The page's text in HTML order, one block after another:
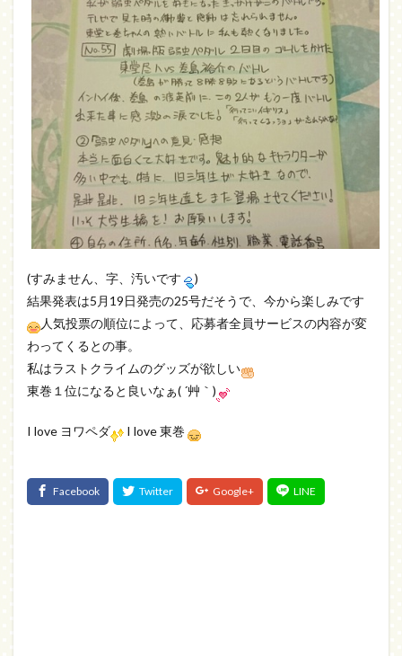
(すみません、字、汚いです
)
結果発表は5月19日発売の25号だそうで、今から楽しみです
人気投票の順位によって、応募者全員サービスの内容が変
わってくるとの事。
私はラストクライムのグッズが欲しい
東巻１位になると良いなぁ( ´艸｀)
I love ヨワペダ I love 東巻